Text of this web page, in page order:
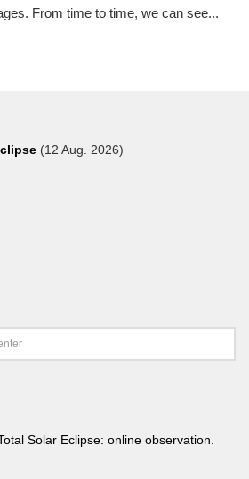
From time to time, we can see...
(12 Aug. 2026)
Solar Eclipse: online observation.